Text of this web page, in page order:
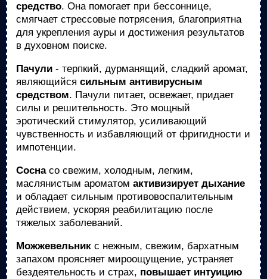
средство. Она помогает при бессоннице,
смягчает стрессовые потрясения, благоприятна
для укрепления ауры и достижения результатов
в духовном поиске.
Пачули - терпкий, дурманящий, сладкий аромат,
являющийся сильным антивирусным
средством. Пачули питает, освежает, придает
силы и решительность. Это мощный
эротический стимулятор, усиливающий
чувственность и избавляющий от фригидности и
импотенции.
Соснасо свежим, холодным, легким,
маслянистым ароматом активизирует дыхание
и обладает сильным противовоспалительным
действием, ускоряя реабилитацию после
тяжелых заболеваний.
Можжевельник с нежным, свежим, бархатным
запахом проясняет мироощущение, устраняет
бездеятельность и страх, повышает интуицию